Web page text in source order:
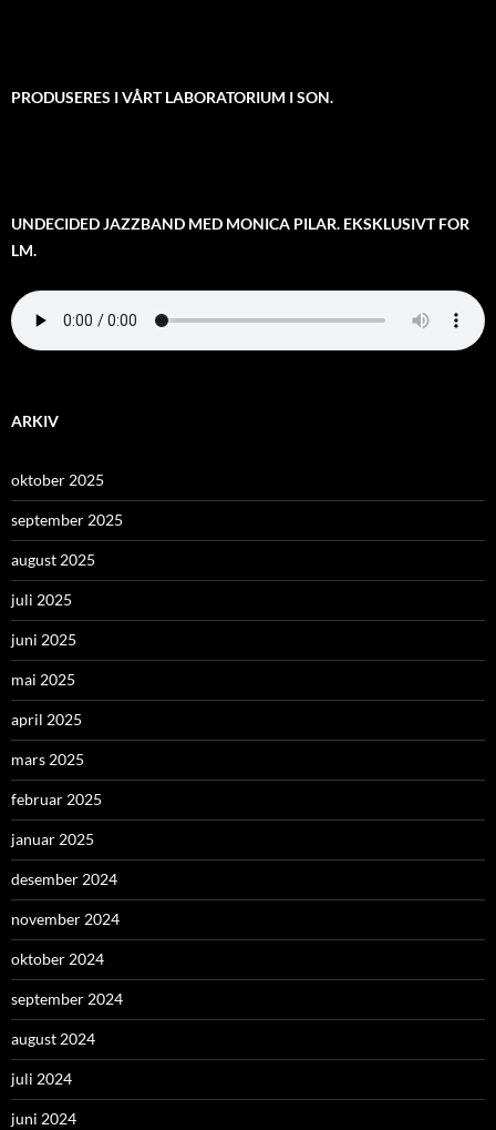
PRODUSERES I VÅRT LABORATORIUM I SON.
UNDECIDED JAZZBAND MED MONICA PILAR. EKSKLUSIVT FOR
LM.
ARKIV
oktober 2025
september 2025
august 2025
juli 2025
juni 2025
mai 2025
april 2025
mars 2025
februar 2025
januar 2025
desember 2024
november 2024
oktober 2024
september 2024
august 2024
juli 2024
juni 2024